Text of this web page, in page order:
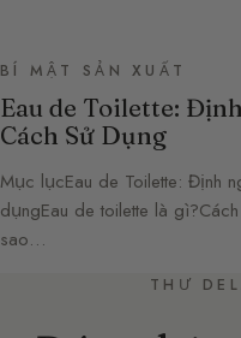
BÍ MẬT SẢN XUẤT
Eau de Toilette:
Cách Sử Dụng
Mục lụcEau de Toilette: Định
dụngEau de toilette là
sao…
THƯ